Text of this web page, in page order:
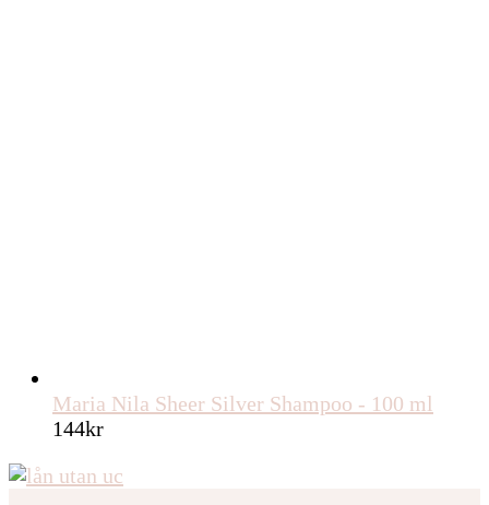
Maria Nila Sheer Silver Shampoo - 100 ml
144kr